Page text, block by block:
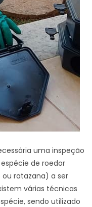
uma inspeção
de roedor
ratazana) a ser
várias técnicas
sendo utilizado